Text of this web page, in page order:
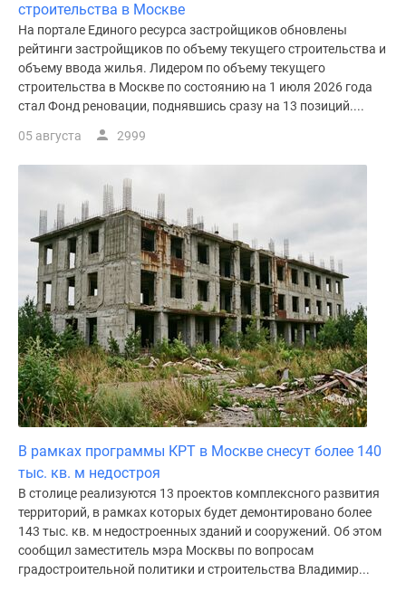
строительства в Москве
На портале Единого ресурса застройщиков обновлены
рейтинги застройщиков по объему текущего строительства и
объему ввода жилья. Лидером по объему текущего
строительства в Москве по состоянию на 1 июля 2026 года
стал Фонд реновации, поднявшись сразу на 13 позиций....
05 августа 2999
В рамках программы КРТ в Москве снесут более 140
тыс. кв. м недостроя
В столице реализуются 13 проектов комплексного развития
территорий, в рамках которых будет демонтировано более
143 тыс. кв. м недостроенных зданий и сооружений. Об этом
сообщил заместитель мэра Москвы по вопросам
градостроительной политики и строительства Владимир...